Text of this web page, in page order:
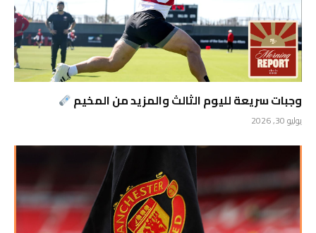
وجبات سريعة لليوم الثالث والمزيد من المخيم
يوليو 30, 2026